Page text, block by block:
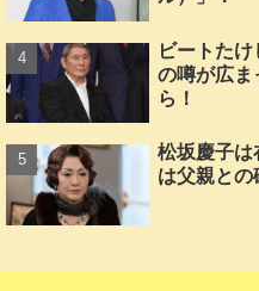
ビートた
の噂が広ま
ら！
松坂慶子は
は父親との